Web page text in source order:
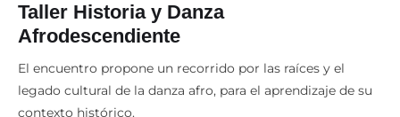
Taller Historia y Danza
Afrodescendiente
El encuentro propone un recorrido por las raíces y el
legado cultural de la danza afro, para el aprendizaje de su
contexto histórico.